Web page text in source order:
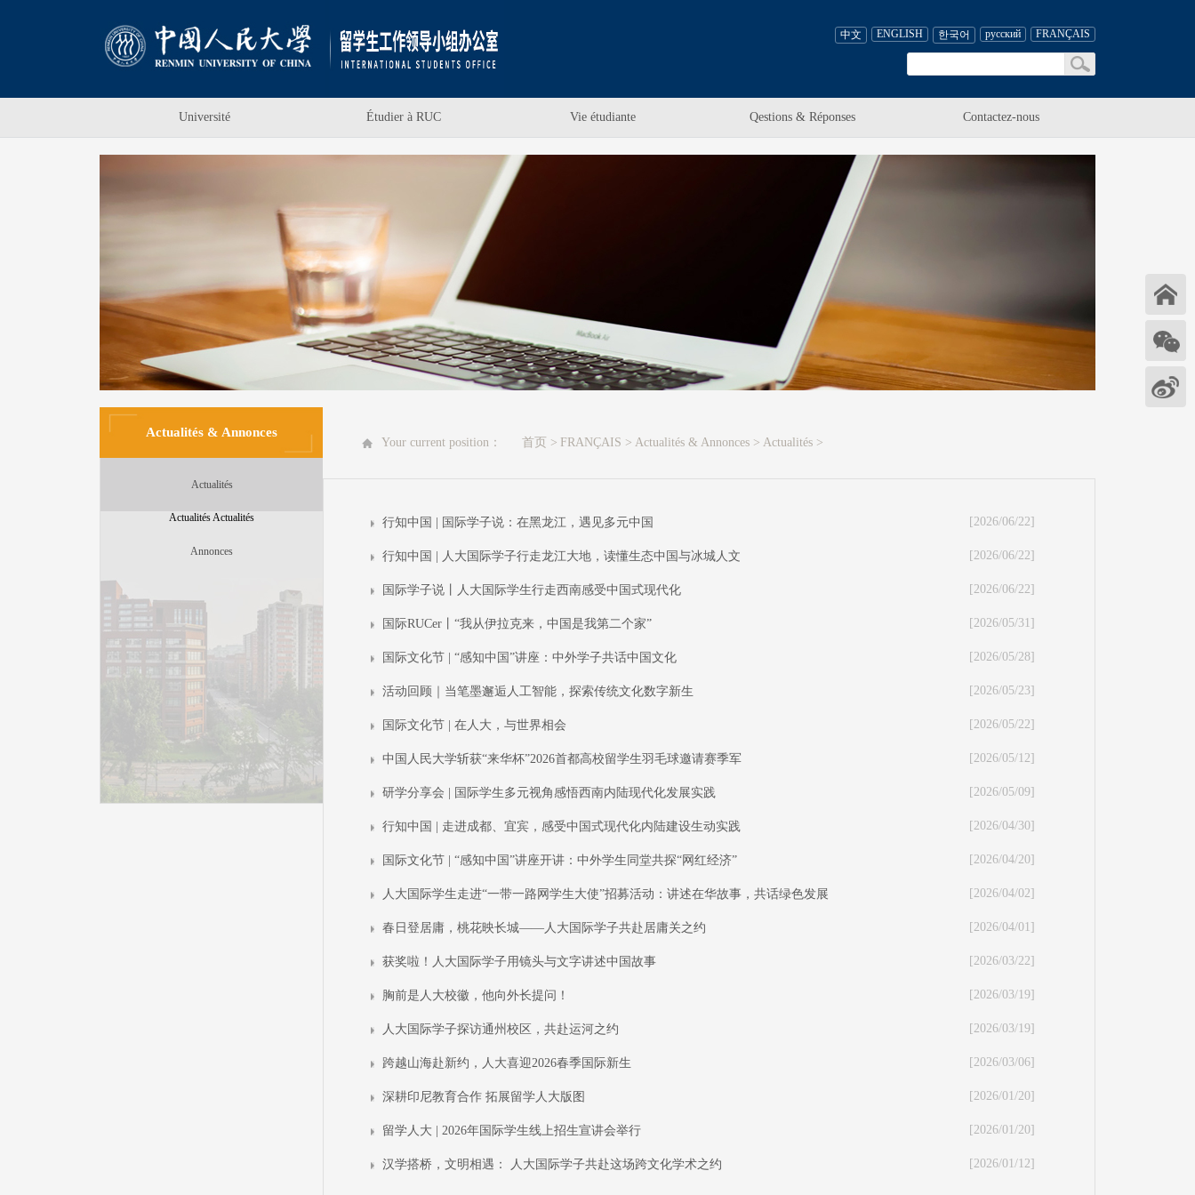
中文 ENGLISH 한국어 русский FRANÇAIS
Université Étudier à RUC Vie étudiante Qestions & Réponses Contactez-nous
Actualités & Annonces
Actualités
Actualités Actualités
Annonces
Your current position： 首页 > FRANÇAIS > Actualités & Annonces > Actualités >
[2026/06/22]
行知中国 | 国际学子说：在黑龙江，遇见多元中国
[2026/06/22]
行知中国 | 人大国际学子行走龙江大地，读懂生态中国与冰城人文
[2026/06/22]
国际学子说丨人大国际学生行走西南感受中国式现代化
[2026/05/31]
国际RUCer丨“我从伊拉克来，中国是我第二个家”
[2026/05/28]
国际文化节 | “感知中国”讲座：中外学子共话中国文化
[2026/05/23]
活动回顾｜当笔墨邂逅人工智能，探索传统文化数字新生
[2026/05/22]
国际文化节 | 在人大，与世界相会
[2026/05/12]
中国人民大学斩获“来华杯”2026首都高校留学生羽毛球邀请赛季军
[2026/05/09]
研学分享会 | 国际学生多元视角感悟西南内陆现代化发展实践
[2026/04/30]
行知中国 | 走进成都、宜宾，感受中国式现代化内陆建设生动实践
[2026/04/20]
国际文化节 | “感知中国”讲座开讲：中外学生同堂共探“网红经济”
[2026/04/02]
人大国际学生走进“一带一路网学生大使”招募活动：讲述在华故事，共话绿色发展
[2026/04/01]
春日登居庸，桃花映长城——人大国际学子共赴居庸关之约
[2026/03/22]
获奖啦！人大国际学子用镜头与文字讲述中国故事
[2026/03/19]
胸前是人大校徽，他向外长提问！
[2026/03/19]
人大国际学子探访通州校区，共赴运河之约
[2026/03/06]
跨越山海赴新约，人大喜迎2026春季国际新生
[2026/01/20]
深耕印尼教育合作 拓展留学人大版图
[2026/01/20]
留学人大 | 2026年国际学生线上招生宣讲会举行
[2026/01/12]
汉学搭桥，文明相遇： 人大国际学子共赴这场跨文化学术之约